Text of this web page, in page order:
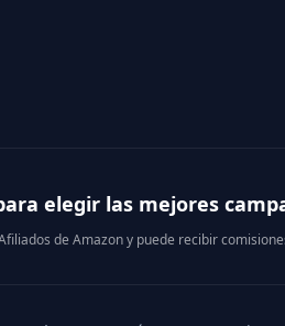
elegir las mejores
de Amazon y puede recibir